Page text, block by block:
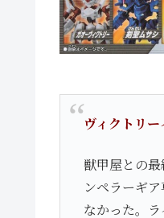
ヴィクトリ
獣甲屋との
ンペラーギ
なかった。